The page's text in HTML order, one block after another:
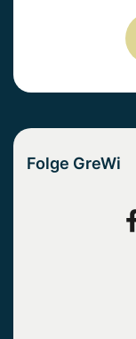
Folge GreWi